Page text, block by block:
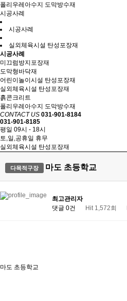
폴리우레아수지 도막방수재
시공사례
시공사례
실외체육시설 탄성포장재
시공사례
미끄럼방지포장재
도막형바닥재
어린이놀이시설 탄성포장재
실외체육시설 탄성포장재
흙콘크리트
폴리우레아수지 도막방수재
CONTACT US 031-901-8184
031-901-8185
평일 09시 - 18시
토,일,공휴일 휴무
실외체육시설 탄성포장재
다목적구장 마도 초등학교
최고관리자
댓글 0건
Hit 1,572회
마도 초등학교